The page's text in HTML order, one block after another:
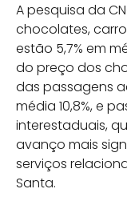
A pesquisa da
chocolates,
estão 5,7% em
do preço dos
das passagens
média 10,8%, e
interestaduais,
avanço mais
serviços
Santa.